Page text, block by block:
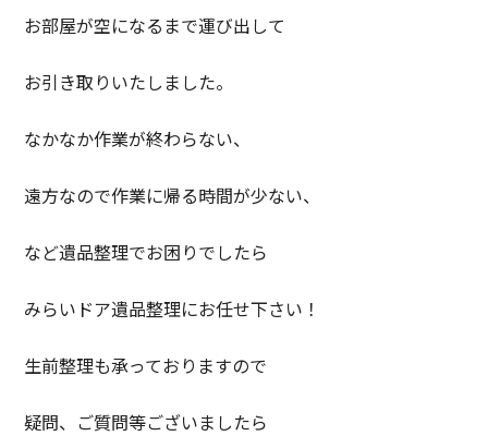
お部屋が空になるまで運び出して
お引き取りいたしました。
なかなか作業が終わらない、
遠方なので作業に帰る時間が少ない、
など遺品整理でお困りでしたら
みらいドア遺品整理にお任せ下さい！
生前整理も承っておりますので
疑問、ご質問等ございましたら